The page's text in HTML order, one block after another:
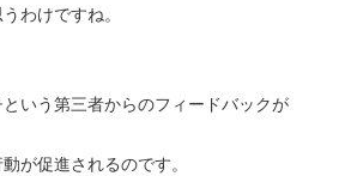
わけですね。
いう第三者からのフィードバックが
が促進されるのです。